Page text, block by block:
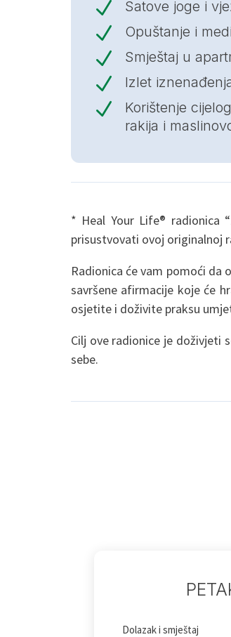
N Satove joge i
N Opuštanje i
N Smještaj u
N Izlet
N
Korištenje
rakija i
* Heal Your Life® radionica
prisustvovati ovoj originalnoj
Radionica će vam pomoći
savršene afirmacije koje će
osjetite i doživite praksu
Cilj ove radionice je doživjeti
sebe.
Dolazak i smještaj